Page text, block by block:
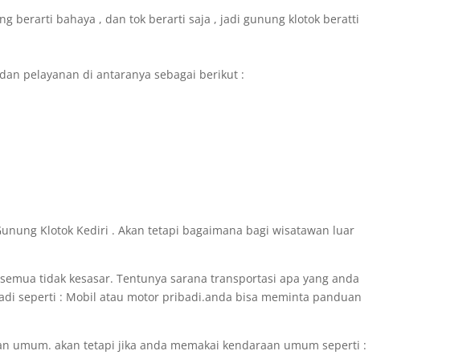
berarti bahaya , dan tok berarti saja , jadi gunung klotok beratti
pelayanan di antaranya sebagai berikut :
Klotok Kediri . Akan tetapi bagaimana bagi wisatawan luar
tidak kesasar. Tentunya sarana transportasi apa yang anda
seperti : Mobil atau motor pribadi.anda bisa meminta panduan
umum. akan tetapi jika anda memakai kendaraan umum seperti :